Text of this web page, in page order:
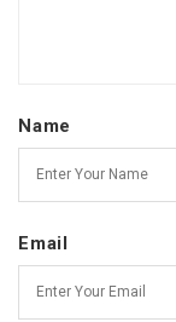
Name
Email